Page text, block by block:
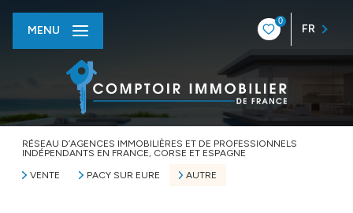
0
FR
MENU
RÉSEAU D’AGENCES IMMOBILIÈRES ET DE PROFESSIONNELS
INDÉPENDANTS EN FRANCE, CORSE ET ESPAGNE
VENTE
PACY SUR EURE AUTRE